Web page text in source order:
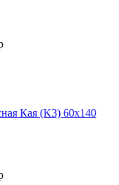
Кая (K3) 60х140